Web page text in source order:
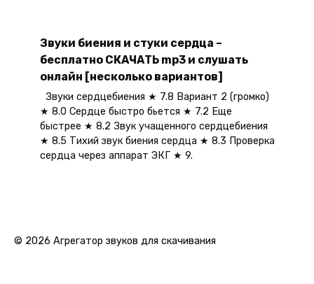
Звуки биения и стуки сердца –
бесплатно СКАЧАТЬ mp3 и слушать
онлайн [несколько вариантов]
Звуки сердцебиения ★ 7.8 Вариант 2 (громко)
★ 8.0 Сердце быстро бьется ★ 7.2 Еще
быстрее ★ 8.2 Звук учащенного сердцебиения
★ 8.5 Тихий звук биения сердца ★ 8.3 Проверка
сердца через аппарат ЭКГ ★ 9.
© 2026 Агрегатор звуков для скачивания